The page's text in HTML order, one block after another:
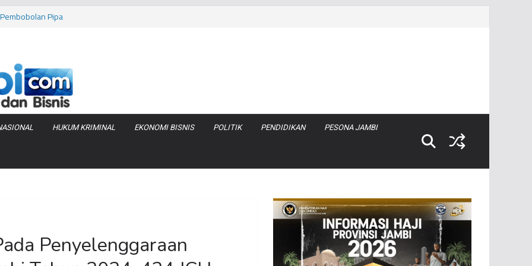
Keracunan
Produksi Air
HUKUM KRIMINAL EKONOMI BISNIS POLITIK PENDIDIKAN PESONA JAMBI
Penyelenggaraan